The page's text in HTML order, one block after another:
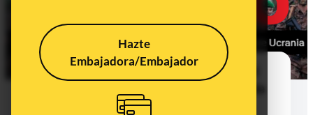
Hazte
Embajadora/Embajador
No, Francia no ha enviado tropas al
mayo de 2024 el Gobierno francés